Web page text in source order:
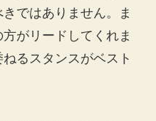
ではありません。ま
がリードしてくれま
るスタンスがベスト